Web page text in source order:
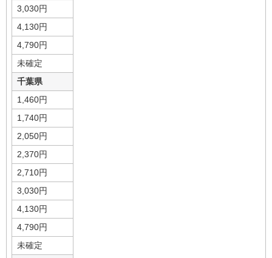
3,030円
4,130円
4,790円
未確定
千葉県
1,460円
1,740円
2,050円
2,370円
2,710円
3,030円
4,130円
4,790円
未確定